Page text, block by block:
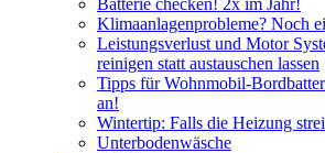
Klimaanlagenprobleme? Noch
Leistungsverlust und Motor
reinigen statt austauschen lassen
Tipps für Wohnmobil-
an!
Wintertip: Falls die Heizung
Unterbodenwäsche